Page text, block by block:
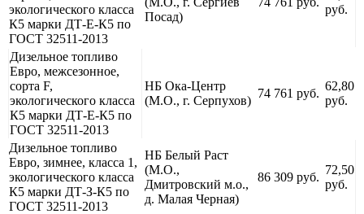
экологического класса
К5 марки ДТ-Е-К5 по
ГОСТ 32511-2013
Посад)
руб.
Дизельное топливо
Евро, межсезонное,
сорта F,
экологического класса
К5 марки ДТ-Е-К5 по
ГОСТ 32511-2013
НБ Ока-Центр
(М.О., г. Серпухов)
74 761 руб.
62,80
руб.
Дизельное топливо
Евро, зимнее, класса 1,
экологического класса
К5 марки ДТ-З-К5 по
ГОСТ 32511-2013
НБ Белый Раст
(М.О.,
Дмитровский м.о.,
д. Малая Черная)
86 309 руб.
72,50
руб.